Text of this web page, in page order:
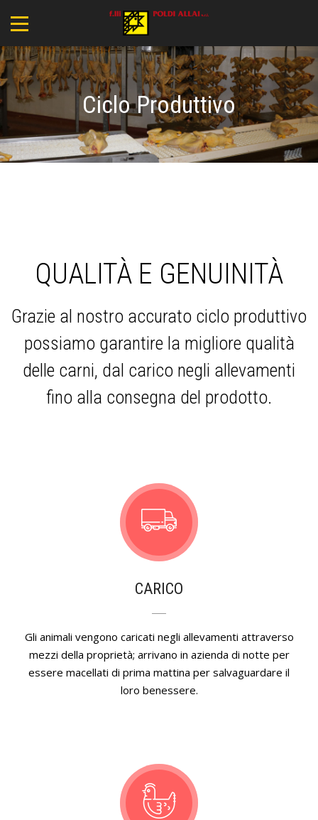
Ciclo Produttivo
QUALITÀ E GENUINITÀ
Grazie al nostro accurato ciclo produttivo
possiamo garantire la migliore qualità
delle carni, dal carico negli allevamenti
fino alla consegna del prodotto.
CARICO
Gli animali vengono caricati negli allevamenti attraverso
mezzi della proprietà; arrivano in azienda di notte per
essere macellati di prima mattina per salvaguardare il
loro benessere.